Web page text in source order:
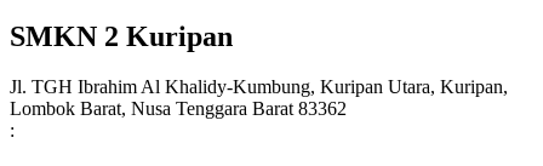
SMKN 2 Kuripan
Jl. TGH Ibrahim Al Khalidy-Kumbung, Kuripan Utara, Kuripan,
Lombok Barat, Nusa Tenggara Barat 83362
: